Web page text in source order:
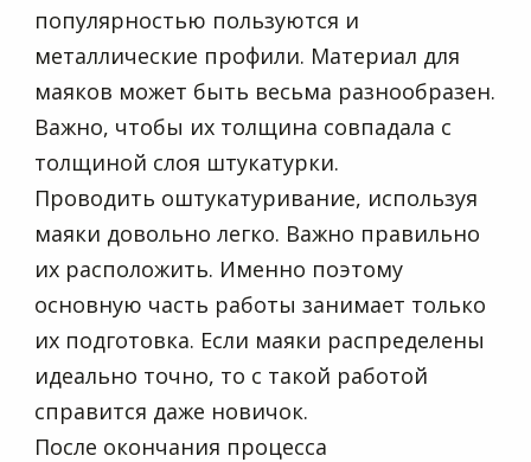
популярностью пользуются и
металлические профили. Материал для
маяков может быть весьма разнообразен.
Важно, чтобы их толщина совпадала с
толщиной слоя штукатурки.
Проводить оштукатуривание, используя
маяки довольно легко. Важно правильно
их расположить. Именно поэтому
основную часть работы занимает только
их подготовка. Если маяки распределены
идеально точно, то с такой работой
справится даже новичок.
После окончания процесса